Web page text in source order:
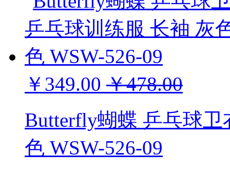
￥349.00 ￥478.00
Butterfly蝴蝶 乒乓球
色 WSW-526-09